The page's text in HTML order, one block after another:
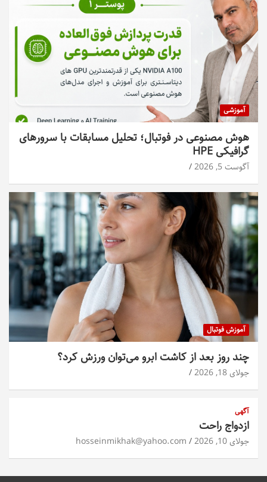
آموزشی
هوش مصنوعی در فوتبال؛ تحلیل مسابقات با سرورهای
گرافیکی HPE
آگوست 5, 2026
آموزش فوتبال
چند روز بعد از کاشت ابرو می‌توان ورزش کرد؟
جولای 18, 2026
آگهی
ازدواج راحت
جولای 10, 2026 hosseinmikhak@yahoo.com